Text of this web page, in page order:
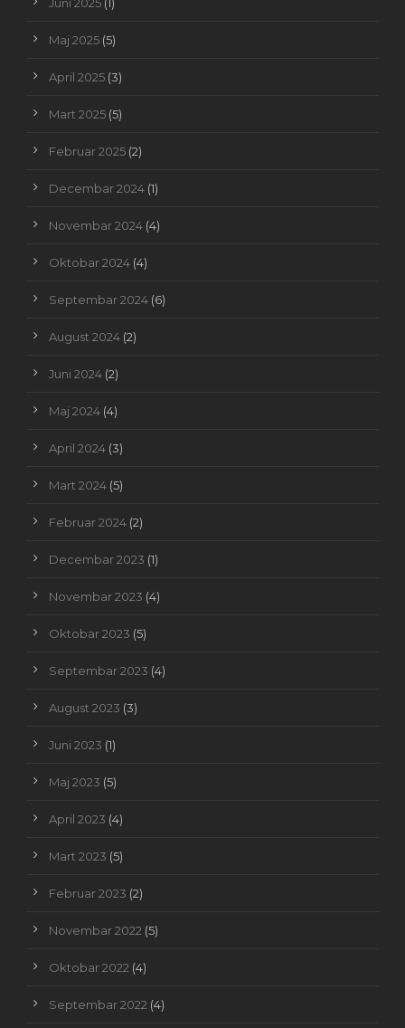
Juni 2025 (1)
Maj 2025 (5)
April 2025 (3)
Mart 2025 (5)
Februar 2025 (2)
Decembar 2024 (1)
Novembar 2024 (4)
Oktobar 2024 (4)
Septembar 2024 (6)
August 2024 (2)
Juni 2024 (2)
Maj 2024 (4)
April 2024 (3)
Mart 2024 (5)
Februar 2024 (2)
Decembar 2023 (1)
Novembar 2023 (4)
Oktobar 2023 (5)
Septembar 2023 (4)
August 2023 (3)
Juni 2023 (1)
Maj 2023 (5)
April 2023 (4)
Mart 2023 (5)
Februar 2023 (2)
Novembar 2022 (5)
Oktobar 2022 (4)
Septembar 2022 (4)